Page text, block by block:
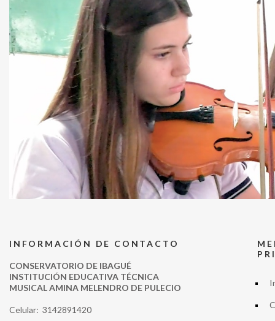
INFORMACIÓN DE CONTACTO
CONSERVATORIO DE IBAGUÉ
INSTITUCIÓN EDUCATIVA TÉCNICA
MUSICAL AMINA MELENDRO DE PULECIO
Celular: 3142891420